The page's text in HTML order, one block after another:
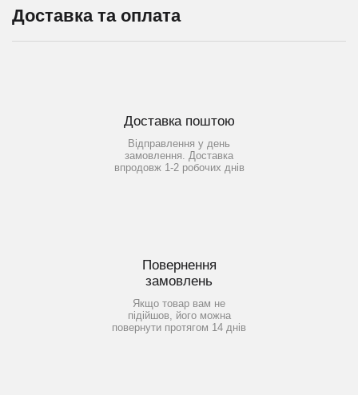
Доставка та оплата
Доставка поштою
Відправлення у день
замовлення. Доставка
впродовж 1-2 робочих днів
Повернення
замовлень
Якщо товар вам не
підійшов, його можна
повернути протягом 14 днів